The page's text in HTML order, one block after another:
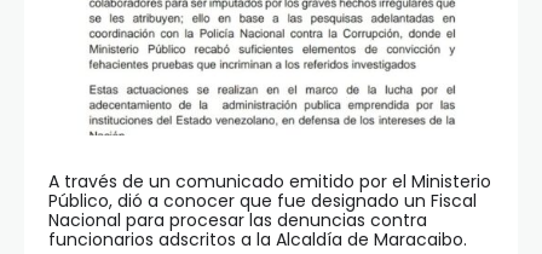
A través de un comunicado emitido por el Ministerio
Público, dió a conocer que fue designado un Fiscal
Nacional para procesar las denuncias contra
funcionarios adscritos a la Alcaldía de Maracaibo.